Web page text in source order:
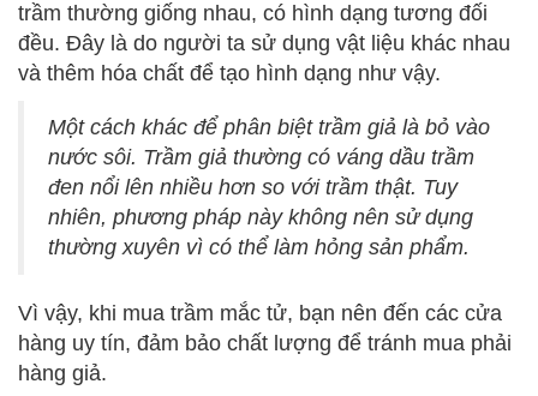
trầm thường giống nhau, có hình dạng tương đối
đều. Đây là do người ta sử dụng vật liệu khác nhau
và thêm hóa chất để tạo hình dạng như vậy.
Một cách khác để phân biệt trầm giả là bỏ vào
nước sôi. Trầm giả thường có váng dầu trầm
đen nổi lên nhiều hơn so với trầm thật. Tuy
nhiên, phương pháp này không nên sử dụng
thường xuyên vì có thể làm hỏng sản phẩm.
Vì vậy, khi mua trầm mắc tử, bạn nên đến các cửa
hàng uy tín, đảm bảo chất lượng để tránh mua phải
hàng giả.